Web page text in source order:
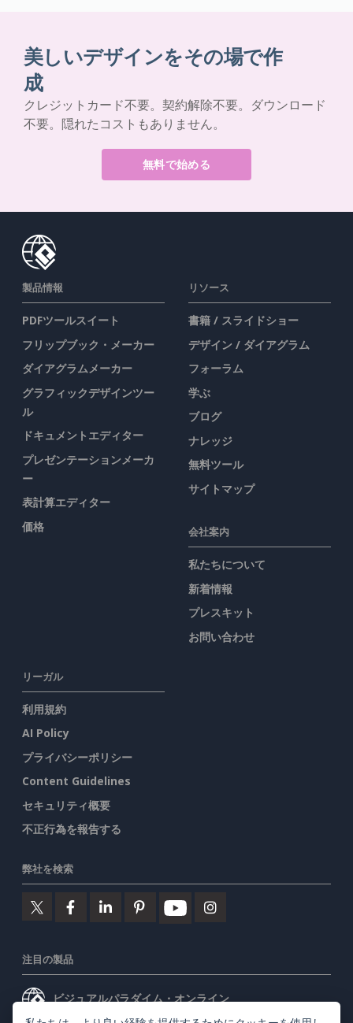
美しいデザインをその場で作
成
クレジットカード不要。契約解除不要。ダウンロード
不要。隠れたコストもありません。
無料で始める
製品情報
PDFツールスイート
フリップブック・メーカー
ダイアグラムメーカー
グラフィックデザインツー
ル
ドキュメントエディター
プレゼンテーションメーカ
ー
表計算エディター
価格
リソース
書籍 / スライドショー
デザイン / ダイアグラム
フォーラム
学ぶ
ブログ
ナレッジ
無料ツール
サイトマップ
会社案内
私たちについて
新着情報
プレスキット
お問い合わせ
リーガル
利用規約
AI Policy
プライバシーポリシー
Content Guidelines
セキュリティ概要
不正行為を報告する
弊社を検索
注目の製品
ビジュアルパラダイム・オンライン